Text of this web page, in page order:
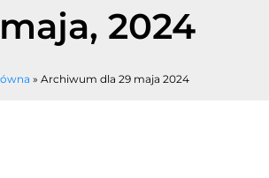
2024
» Archiwum dla 29 maja 2024